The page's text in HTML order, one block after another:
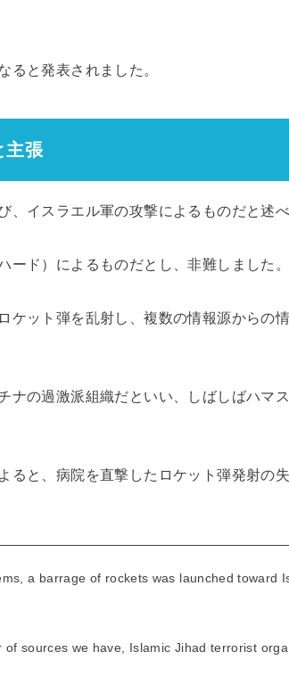
ると発表されました。
主張
イスラエル軍の攻撃によるものだと述べ
ド）によるものだとし、非難しました。
ケット弾を乱射し、複数の情報源からの
ナの過激派組織だといい、しばしばハマ
ると、病院を直撃したロケット弾発射の
a barrage of rockets was launched toward
sources we have, Islamic Jihad terrorist